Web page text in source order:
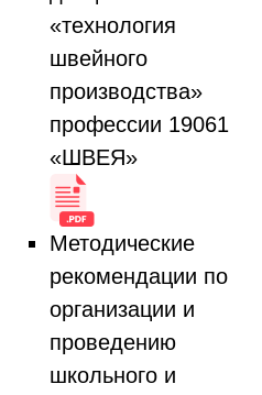
«технология
швейного
производства»
профессии 19061
«ШВЕЯ»
Методические
рекомендации по
организации и
проведению
школьного и